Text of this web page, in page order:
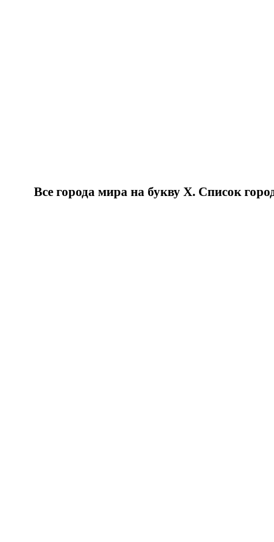
Все города мира на букву Х. Список